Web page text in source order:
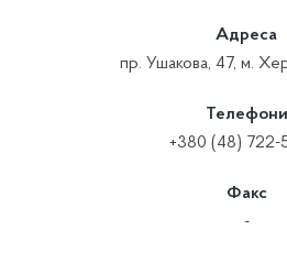
Адреса
пр. Ушакова, 47, м.
Телефони
+380 (48) 722-
Факс
-